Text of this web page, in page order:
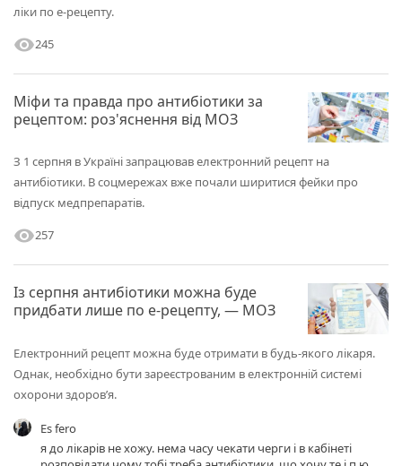
ліки по е-рецепту.
visibility245
Міфи та правда про антибіотики за
рецептом: роз'яснення від МОЗ
З 1 серпня в Україні запрацював електронний рецепт на
антибіотики. В соцмережах вже почали ширитися фейки про
відпуск медпрепаратів.
visibility257
Із серпня антибіотики можна буде
придбати лише по е-рецепту, — МОЗ
Електронний рецепт можна буде отримати в будь-якого лікаря.
Однак, необхідно бути зареєстрованим в електронній системі
охорони здоров’я.
Es fero
я до лікарів не хожу. нема часу чекати черги і в кабінеті